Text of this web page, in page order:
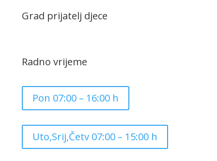
Grad prijatelj djece
Radno vrijeme
Pon 07:00 – 16:00 h
Uto,Srij,Četv 07:00 – 15:00 h